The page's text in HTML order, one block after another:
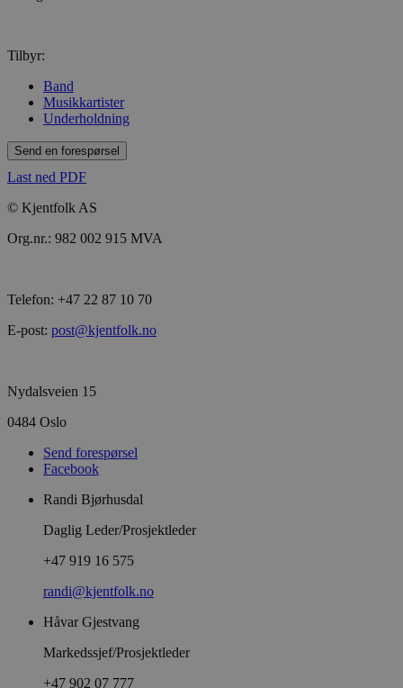
Tilbyr:
Band
Musikkartister
Underholdning
Send en forespørsel
Last ned PDF
© Kjentfolk AS
Org.nr.: 982 002 915 MVA
Telefon: +47 22 87 10 70
E-post: post@kjentfolk.no
Nydalsveien 15
0484 Oslo
Send forespørsel
Facebook
Randi Bjørhusdal
Daglig Leder/Prosjektleder
+47 919 16 575
randi@kjentfolk.no
Håvar Gjestvang
Markedssjef/Prosjektleder
+47 902 07 777